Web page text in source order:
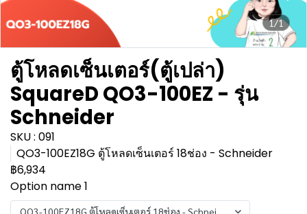
1/1
ตู้โหลดเซ็นเตอร์(ตู้เปล่า)
SquareD QO3-100EZ - รุ่น
Schneider
SKU : 091
QO3-100EZ18G ตู้โหลดเซ็นเตอร์ 18ช่อง - Schneider
฿6,934
Option name 1
QO3-100EZ18G ตู้โหลดเซ็นเตอร์ 18ช่อง - Schneider